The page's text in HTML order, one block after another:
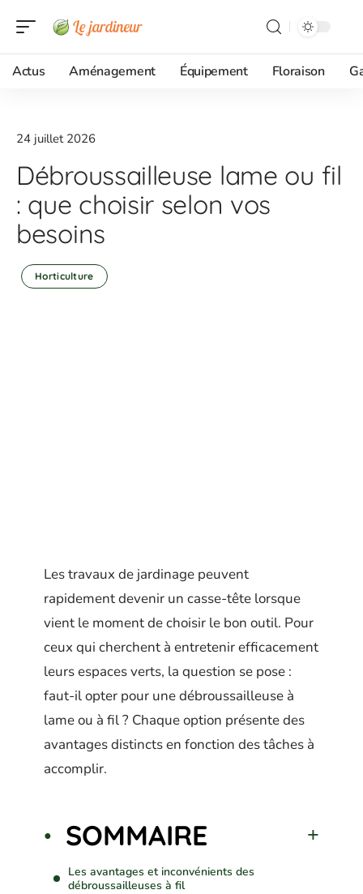
Actus Aménagement Équipement Floraison
24 juillet 2026
Débroussailleuse lame ou fil
: que choisir selon vos
besoins
Horticulture
Les travaux de jardinage peuvent
rapidement devenir un casse-tête lorsque
vient le moment de choisir le bon outil. Pour
ceux qui cherchent à entretenir efficacement
leurs espaces verts, la question se pose :
faut-il opter pour une débroussailleuse à
lame ou à fil ? Chaque option présente des
avantages distincts en fonction des tâches à
accomplir.
SOMMAIRE
Les avantages et inconvénients des
débroussailleuses à fil